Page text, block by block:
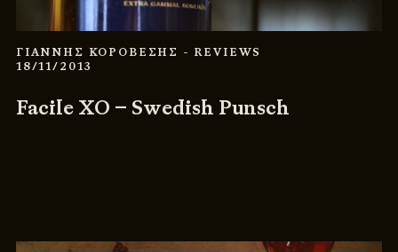
ΓΙΑΝΝΗΣ ΚΟΡΟΒΕΣΗΣ - REVIEWS
18/11/2013
Facile XO – Swedish Punsch